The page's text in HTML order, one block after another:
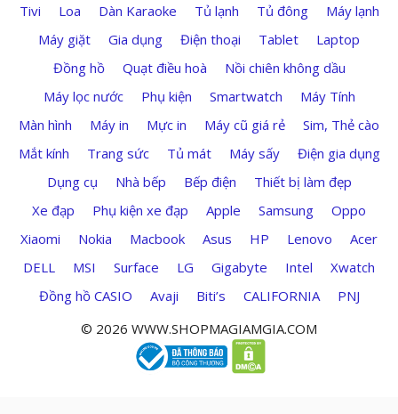
Tivi Loa Dàn Karaoke Tủ lạnh Tủ đông
Máy lạnh
Máy giặt
Gia dụng Điện thoại Tablet
Laptop
Đồng hồ
Quạt điều hoà
Nồi chiên không dầu
Máy lọc nước
Phụ kiện Smartwatch
Máy Tính
Màn hình
Máy in Mực in Máy cũ giá rẻ
Sim, Thẻ cào
Mắt kính
Trang sức Tủ mát Máy sấy
Điện gia dụng
Dụng cụ
Nhà bếp Bếp điện
Thiết bị làm đẹp
Xe đạp
Phụ kiện xe đạp Apple Samsung
Oppo
Xiaomi
Nokia Macbook Asus HP Lenovo
Acer
DELL
MSI Surface LG Gigabyte Intel
Xwatch
Đồng hồ CASIO
Avaji Biti’s CALIFORNIA
PNJ
© 2026 WWW.SHOPMAGIAMGIA.COM